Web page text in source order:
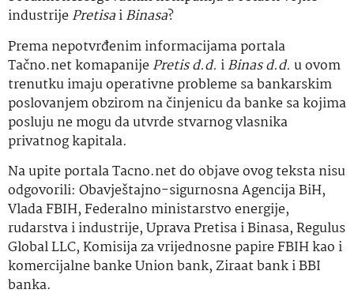
industrijePretisaiBinasa?
Prema nepotvrđenim informacijama portala
Tačno.net komapanijePretis d.d. iBinas d.d. u ovom
trenutku imaju operativne probleme sa bankarskim
poslovanjem obzirom na činjenicu da banke sa kojima
posluju ne mogu da utvrde stvarnog vlasnika
privatnog kapitala.
Na upite portala Tacno.net do objave ovog teksta nisu
odgovorili: Obavještajno-sigurnosna Agencija BiH,
Vlada FBIH, Federalno ministarstvo energije,
rudarstva i industrije, Uprava Pretisa i Binasa, Regulus
Global LLC, Komisija za vrijednosne papire FBIH kao i
komercijalne banke Union bank, Ziraat bank i BBI
banka.